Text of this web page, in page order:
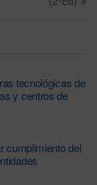
tecnológicas de
y centros de
cumplimiento del